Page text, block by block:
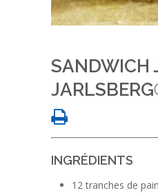
SANDWICH
INGRÉDIENTS
12 tranches de